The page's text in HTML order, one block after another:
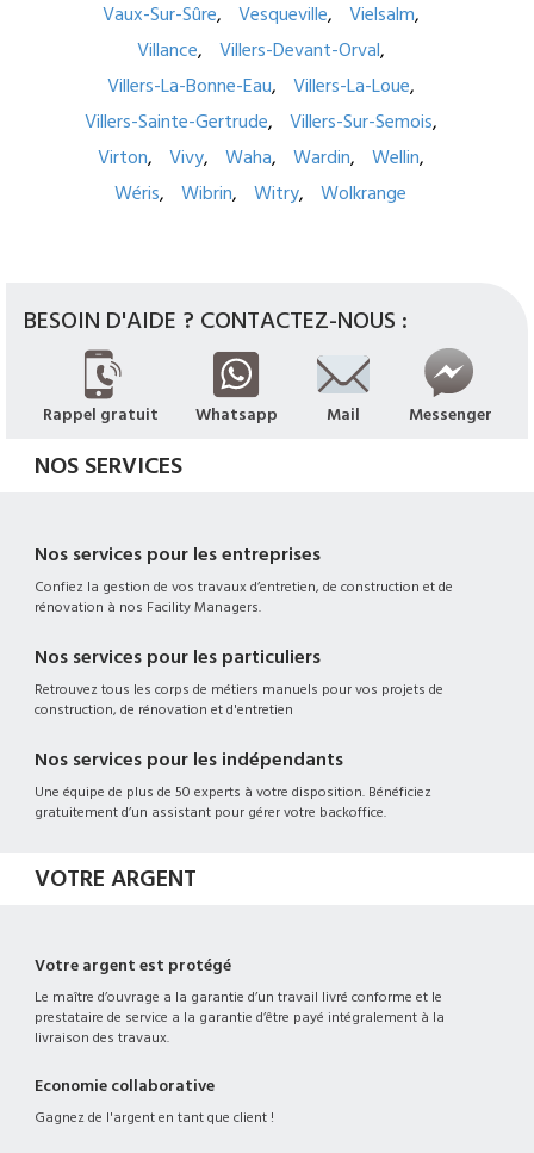
Vaux-Sur-Sûre
Vesqueville
Vielsalm
Villance
Villers-Devant-Orval
Villers-La-Bonne-Eau
Villers-La-Loue
Villers-Sainte-Gertrude
Villers-Sur-Semois
Virton
Vivy Waha Wardin
Wellin
Wéris
Wibrin Witry Wolkrange
BESOIN D'AIDE ? CONTACTEZ-NOUS :
Rappel gratuit Whatsapp Mail Messenger
NOS SERVICES
Nos services pour les entreprises
Confiez la gestion de vos travaux d’entretien, de construction et de
rénovation à nos Facility Managers.
Nos services pour les particuliers
Retrouvez tous les corps de métiers manuels pour vos projets de
construction, de rénovation et d'entretien
Nos services pour les indépendants
Une équipe de plus de 50 experts à votre disposition. Bénéficiez
gratuitement d’un assistant pour gérer votre backoffice.
VOTRE ARGENT
Votre argent est protégé
Le maître d’ouvrage a la garantie d’un travail livré conforme et le
prestataire de service a la garantie d’être payé intégralement à la
livraison des travaux.
Economie collaborative
Gagnez de l'argent en tant que client !